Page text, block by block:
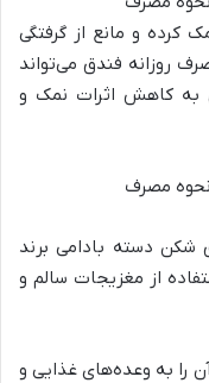
و مانع از گرفتگی
روزانه فندق می‌تواند
به کاهش اثرات نمک و
شکن دسته بادامی برند
از مغزیجات سالم و
را به وعده‌های غذایی و